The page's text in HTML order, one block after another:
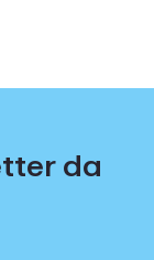
da